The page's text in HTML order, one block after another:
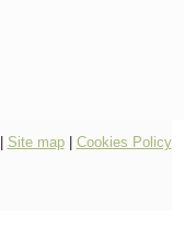
Site map| Cookies Policy